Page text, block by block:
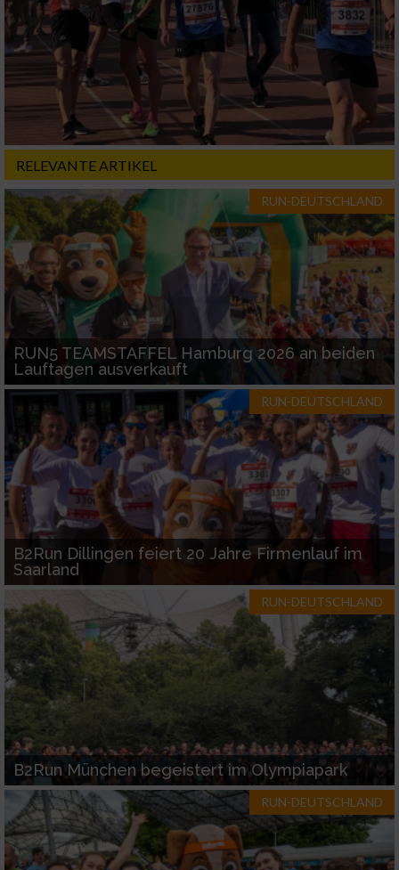
RELEVANTE ARTIKEL
RUN-DEUTSCHLAND
RUN5 TEAMSTAFFEL Hamburg 2026 an beiden
Lauftagen ausverkauft
RUN-DEUTSCHLAND
B2Run Dillingen feiert 20 Jahre Firmenlauf im
Saarland
RUN-DEUTSCHLAND
B2Run München begeistert im Olympiapark
RUN-DEUTSCHLAND